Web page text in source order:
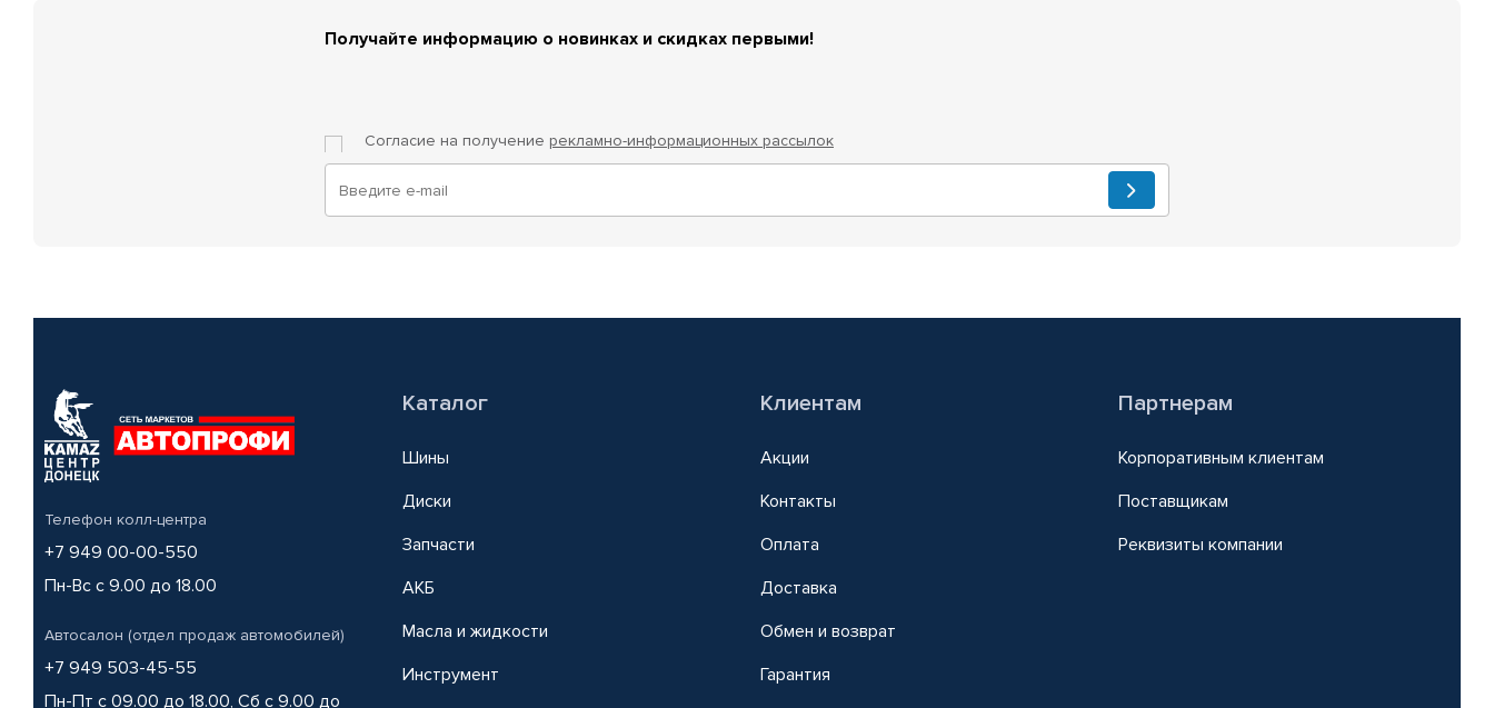
Получайте информацию о новинках и скидках первыми!
Согласие на получение рекламно-информационных рассылок
Телефон колл-центра
+7 949 00-00-550
Пн-Вс с 9.00 до 18.00
Автосалон (отдел продаж автомобилей)
+7 949 503-45-55
Пн-Пт с 09.00 до 18.00, Сб с 9.00 до
Каталог
Шины
Диски
Запчасти
АКБ
Масла и жидкости
Инструмент
Клиентам
Акции
Контакты
Оплата
Доставка
Обмен и возврат
Гарантия
Партнерам
Корпоративным клиентам
Поставщикам
Реквизиты компании